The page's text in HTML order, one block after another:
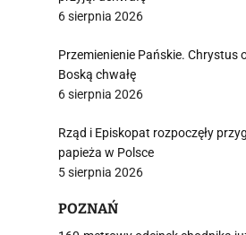
6 sierpnia 2026
Przemienienie Pańskie. Chrystus
Boską chwałę
6 sierpnia 2026
Rząd i Episkopat rozpoczęły
papieża w Polsce
5 sierpnia 2026
POZNAŃ